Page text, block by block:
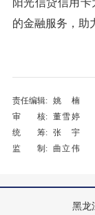
的金融服务，助
责任编辑: 姚楠
审 核: 董雪婷
统 筹: 张宇
监 制: 曲立伟
黑龙